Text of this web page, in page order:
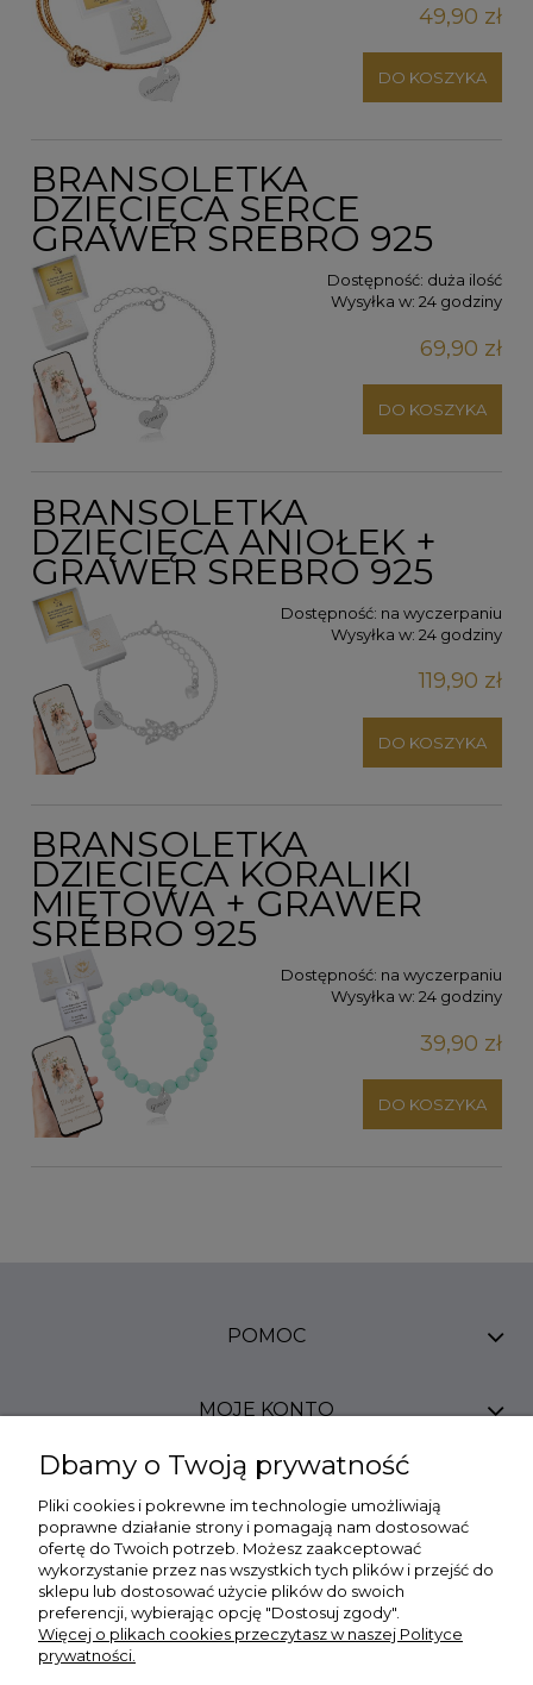
49,90 zł
DO KOSZYKA
BRANSOLETKA
DZIĘCIĘCA SERCE
GRAWER SREBRO 925
Dostępność: duża ilość
Wysyłka w: 24 godziny
69,90 zł
DO KOSZYKA
BRANSOLETKA
DZIĘCIĘCA ANIOŁEK +
GRAWER SREBRO 925
Dostępność: na wyczerpaniu
Wysyłka w: 24 godziny
119,90 zł
DO KOSZYKA
BRANSOLETKA
DZIECIĘCA KORALIKI
MIĘTOWA + GRAWER
SREBRO 925
Dostępność: na wyczerpaniu
Wysyłka w: 24 godziny
39,90 zł
DO KOSZYKA
POMOC
MOJE KONTO
PŁATNOŚCI I DOSTAWA
INFORMACJE
O NAS
Dbamy o Twoją prywatność
Pliki cookies i pokrewne im technologie umożliwiają
poprawne działanie strony i pomagają nam dostosować
ofertę do Twoich potrzeb. Możesz zaakceptować
wykorzystanie przez nas wszystkich tych plików i przejść do
sklepu lub dostosować użycie plików do swoich
preferencji, wybierając opcję "Dostosuj zgody".
Więcej o plikach cookies przeczytasz w naszej Polityce
prywatności.